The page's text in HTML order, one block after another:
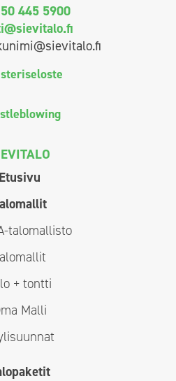
445 5900
Etusivu
talomallisto
+ tontti
Malli